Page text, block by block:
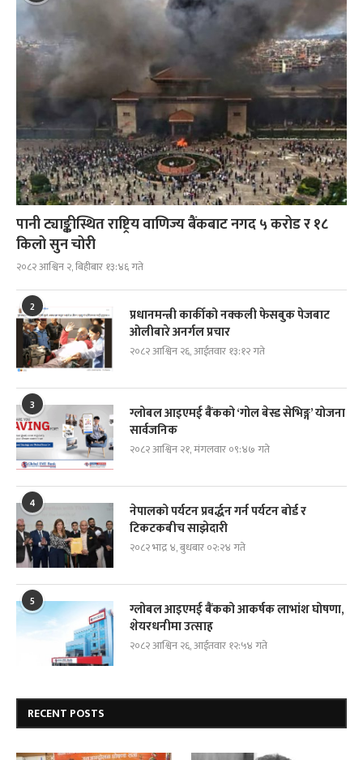
पानी ट्याङ्कीस्थित राष्ट्रिय वाणिज्य बैंकबाट नगद ५ करोड र १८
किलो सुन चोरी
२०८२ आश्विन २, बिहीबार १३:४६ गते
2
प्रधानमन्त्री कार्कीको नक्कली फेसबुक पेजबाट
ओलीबारे अनर्गल प्रचार
२०८२ आश्विन २६, आईतवार १३:१२ गते
3
ग्लोबल आइएमई बैंकको ‘गोल बेस्ड सेभिङ्ग’ योजना
सार्वजनिक
२०८२ आश्विन २१, मंगलवार ०९:४७ गते
4
नेपालको पर्यटन प्रवर्द्धन गर्न पर्यटन बोर्ड र
टिकटकबीच साझेदारी
२०८२ भाद्र ४, बुधबार ०२:२४ गते
5
ग्लोबल आइएमई बैंकको आकर्षक लाभांश घोषणा,
शेयरधनीमा उत्साह
२०८२ आश्विन २६, आईतवार १२:५४ गते
RECENT POSTS